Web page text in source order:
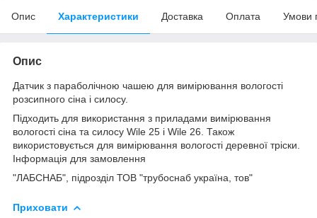
Опис Характеристики Доставка Оплата Умови
Опис
Датчик з параболічною чашею для вимірювання вологості
розсипного сіна і силосу.
Підходить для використання з приладами вимірювання
вологості сіна та силосу Wile 25 і Wile 26. Також
використовується для вимірювання вологості деревної тріски.
Інформація для замовлення
"ЛАБСНАБ", підрозділ ТОВ "трубоснаб україна, тов"
Приховати